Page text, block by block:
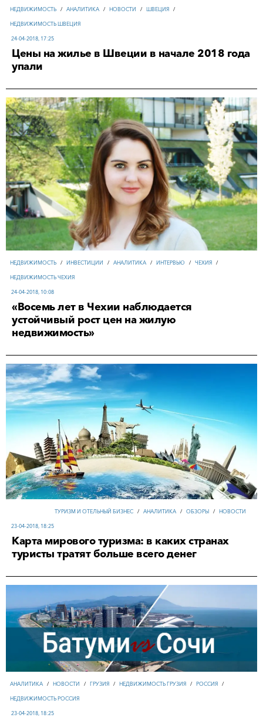
НЕДВИЖИМОСТЬ / АНАЛИТИКА / НОВОСТИ / ШВЕЦИЯ /
НЕДВИЖИМОСТЬ ШВЕЦИЯ
24-04-2018, 17:25
Цены на жилье в Швеции в начале 2018 года
упали
НЕДВИЖИМОСТЬ / ИНВЕСТИЦИИ / АНАЛИТИКА / ИНТЕРВЬЮ / ЧЕХИЯ /
НЕДВИЖИМОСТЬ ЧЕХИЯ
24-04-2018, 10:08
«Восемь лет в Чехии наблюдается
устойчивый рост цен на жилую
недвижимость»
ТУРИЗМ И ОТЕЛЬНЫЙ БИЗНЕС / АНАЛИТИКА / ОБЗОРЫ / НОВОСТИ
23-04-2018, 18:25
Карта мирового туризма: в каких странах
туристы тратят больше всего денег
АНАЛИТИКА / НОВОСТИ / ГРУЗИЯ / НЕДВИЖИМОСТЬ ГРУЗИЯ / РОССИЯ /
НЕДВИЖИМОСТЬ РОССИЯ
23-04-2018, 18:25